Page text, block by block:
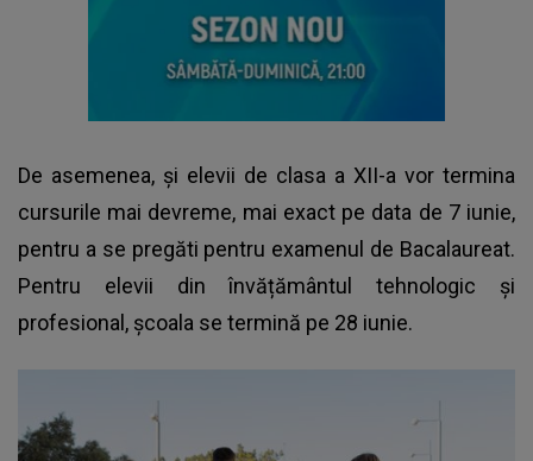
De asemenea, și elevii de clasa a XII-a vor termina
cursurile mai devreme, mai exact pe data de 7 iunie,
pentru a se pregăti pentru examenul de Bacalaureat.
Pentru elevii din învățământul tehnologic și
profesional, școala se termină pe 28 iunie.